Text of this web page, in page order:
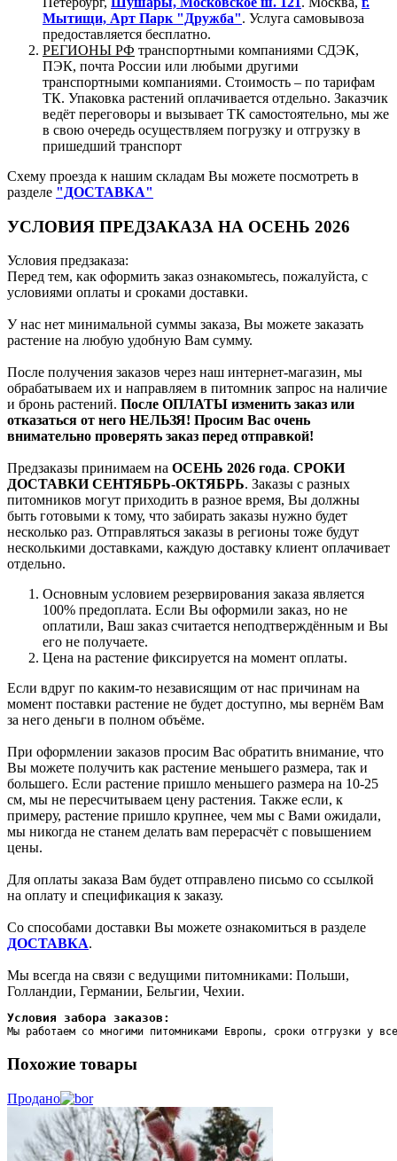
Мытищи, Арт Парк "Дружба". Услуга самовывоза
предоставляется бесплатно.
РЕГИОНЫ РФ транспортными компаниями СДЭК,
ПЭК, почта России или любыми другими
транспортными компаниями. Стоимость – по тарифам
ТК. Упаковка растений оплачивается отдельно. Заказчик
ведёт переговоры и вызывает ТК самостоятельно, мы же
в свою очередь осуществляем погрузку и отгрузку в
пришедший транспорт
Схему проезда к нашим складам Вы можете посмотреть в
разделе "ДОСТАВКА"
УСЛОВИЯ ПРЕДЗАКАЗА НА ОСЕНЬ 2026
Условия предзаказа:
Перед тем, как оформить заказ ознакомьтесь, пожалуйста, с
условиями оплаты и сроками доставки.
У нас нет минимальной суммы заказа, Вы можете заказать
растение на любую удобную Вам сумму.
После получения заказов через наш интернет-магазин, мы
обрабатываем их и направляем в питомник запрос на наличие
и бронь растений. После ОПЛАТЫ изменить заказ или
отказаться от него НЕЛЬЗЯ! Просим Вас очень
внимательно проверять заказ перед отправкой!
Предзаказы принимаем на ОСЕНЬ 2026 года. СРОКИ
ДОСТАВКИ СЕНТЯБРЬ-ОКТЯБРЬ. Заказы с разных
питомников могут приходить в разное время, Вы должны
быть готовыми к тому, что забирать заказы нужно будет
несколько раз. Отправляться заказы в регионы тоже будут
несколькими доставками, каждую доставку клиент оплачивает
отдельно.
Основным условием резервирования заказа является
100% предоплата. Если Вы оформили заказ, но не
оплатили, Ваш заказ считается неподтверждённым и Вы
его не получаете.
Цена на растение фиксируется на момент оплаты.
Если вдруг по каким-то независящим от нас причинам на
момент поставки растение не будет доступно, мы вернём Вам
за него деньги в полном объёме.
При оформлении заказов просим Вас обратить внимание, что
Вы можете получить как растение меньшего размера, так и
большего. Если растение пришло меньшего размера на 10-25
см, мы не пересчитываем цену растения. Также если, к
примеру, растение пришло крупнее, чем мы с Вами ожидали,
мы никогда не станем делать вам перерасчёт с повышением
цены.
Для оплаты заказа Вам будет отправлено письмо со ссылкой
на оплату и спецификация к заказу.
Со способами доставки Вы можете ознакомиться в разделе
ДОСТАВКА.
Мы всегда на связи с ведущими питомниками: Польши,
Голландии, Германии, Бельгии, Чехии.
Условия забора заказов:
Мы работаем со многими питомниками Европы, сроки отгрузки у
Похожие товары
Продано